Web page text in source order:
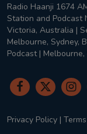
Radio Haanji 1674
Station and Podcast
Victoria, Australia |
Melbourne, Sydney,
Podcast |
Privacy Policy |